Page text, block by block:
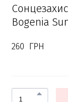
Bogenia
260  ГРН